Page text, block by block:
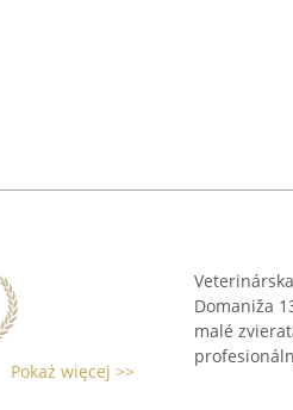
Pokaż więcej >>
Domaniža
malé